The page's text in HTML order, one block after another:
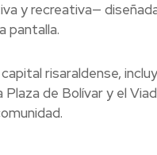
y recreativa—
pantalla.
risaraldense,
Plaza de Bolívar y el